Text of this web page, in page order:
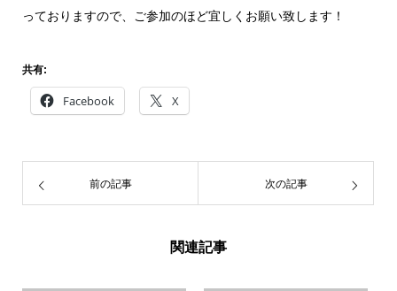
っておりますので、ご参加のほど宜しくお願い致します！
共有:
Facebook X
前の記事 次の記事
関連記事